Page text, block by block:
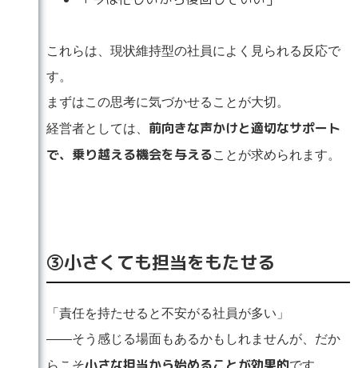
これらは、現状維持型の社員によく見られる反応で
す。
まずはこの思考に気づかせることが大切。
経営者としては、 前向きな声かけと適切なサポート
で、乗り越える機会を与えることが求められます。
③小さくても担当をもたせる
「責任を持たせると不安がる社員が多い」
――そう感じる場面もあるかもしれませんが、だか
らこそ
です。